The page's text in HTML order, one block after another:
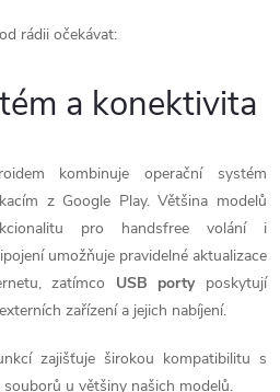
rádii očekávat:
a konektivita
kombinuje operační systém
z Google Play. Většina modelů
pro handsfree volání i
umožňuje pravidelné aktualizace
zatímco USB portyposkytují
zařízení a jejich nabíjení.
zajišťuje širokou kompatibilitu s
u většiny našich modelů.